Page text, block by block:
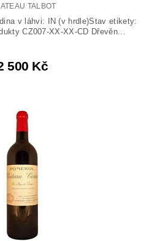
TALBOT
v láhvi: IN (v hrdle)Stav etikety:
CZ007-XX-XX-CD Dřevěn...
500 Kč